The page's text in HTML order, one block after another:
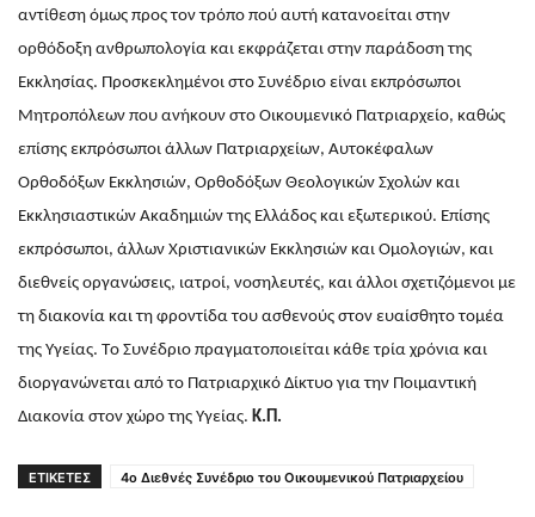
αντίθεση όμως προς τον τρόπο πού αυτή κατανοείται στην
ορθόδοξη ανθρωπολογία και εκφράζεται στην παράδοση της
Εκκλησίας. Προσκεκλημένοι στο Συνέδριο είναι εκπρόσωποι
Μητροπόλεων που ανήκουν στο Οικουμενικό Πατριαρχείο, καθώς
επίσης εκπρόσωποι άλλων Πατριαρχείων, Αυτοκέφαλων
Ορθοδόξων Εκκλησιών, Ορθοδόξων Θεολογικών Σχολών και
Εκκλησιαστικών Ακαδημιών της Ελλάδος και εξωτερικού. Επίσης
εκπρόσωποι, άλλων Χριστιανικών Εκκλησιών και Ομολογιών, και
διεθνείς οργανώσεις, ιατροί, νοσηλευτές, και άλλοι σχετιζόμενοι με
τη διακονία και τη φροντίδα του ασθενούς στον ευαίσθητο τομέα
της Υγείας. Tο Συνέδριο πραγματοποιείται κάθε τρία χρόνια και
διοργανώνεται από το Πατριαρχικό Δίκτυο για την Ποιμαντική
Διακονία στον χώρο της Υγείας. Κ.Π.
ΕΤΙΚΕΤΕΣ 4ο Διεθνές Συνέδριο του Οικουμενικού Πατριαρχείου